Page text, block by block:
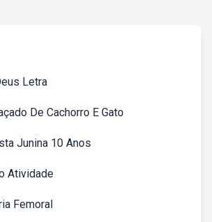
Letra
De Cachorro E Gato
Junina 10 Anos
Atividade
Femoral